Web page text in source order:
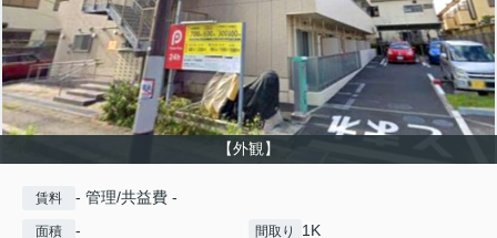
【外観】
賃料 - 管理/共益費 -
面積 - 間取り 1K